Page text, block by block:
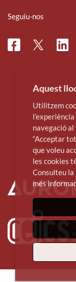
Seguiu-nos
FacebookTwitter
Aquest
Utilitzem
navegació
“Acceptar
que voleu
les cookies
Consulteu la
més